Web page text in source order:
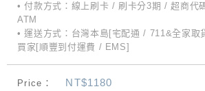
• 付款方式：線上刷卡 / 刷卡分3期 / 超商代
ATM
• 運送方式：台灣本島[宅配通 / 711&全家取
買家[順豐到付運費 / EMS]
Price： NT$1180